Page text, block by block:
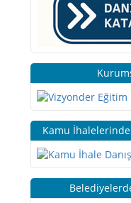
Kamu İhalelerinde